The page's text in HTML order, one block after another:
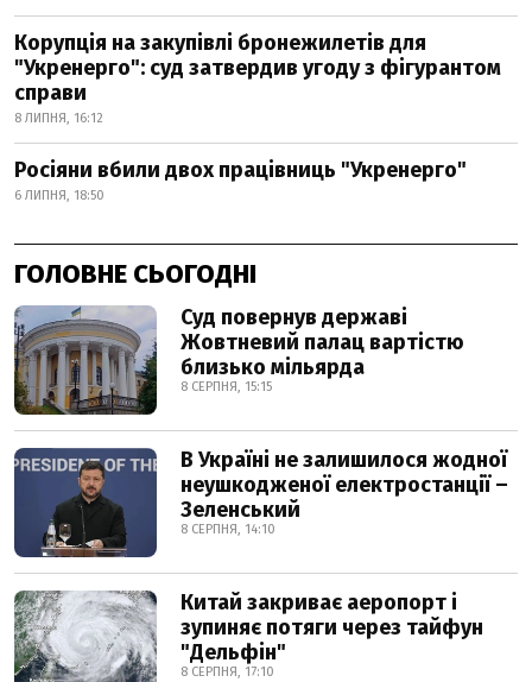
Корупція на закупівлі бронежилетів для
"Укренерго": суд затвердив угоду з фігурантом
справи
8 ЛИПНЯ, 16:12
Росіяни вбили двох працівниць "Укренерго"
6 ЛИПНЯ, 18:50
ГОЛОВНЕ СЬОГОДНІ
Суд повернув державі
Жовтневий палац вартістю
близько мільярда
8 СЕРПНЯ, 15:15
В Україні не залишилося жодної
неушкодженої електростанції –
Зеленський
8 СЕРПНЯ, 14:10
Китай закриває аеропорт і
зупиняє потяги через тайфун
"Дельфін"
8 СЕРПНЯ, 17:10